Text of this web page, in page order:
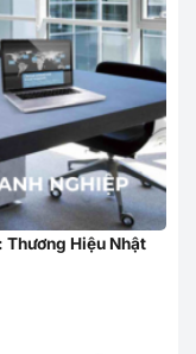
Thương Hiệu Nhật